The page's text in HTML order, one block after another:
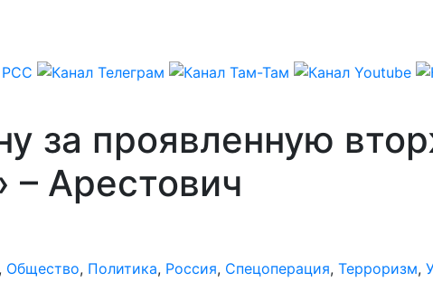
за проявленную
– Арестович
, Общество, Политика, Россия, Спецоперация, Терроризм,